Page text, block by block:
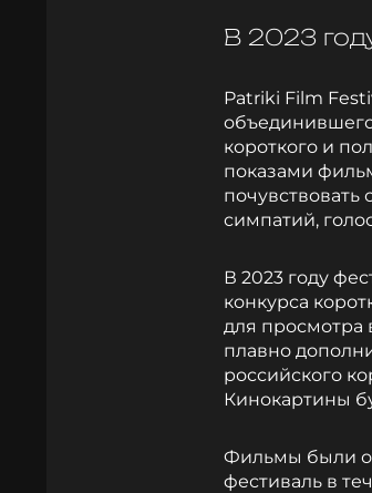
В 2023
Patriki Film
короткого и
показами
симпатий,
В 2023 году
конкурса
для просмотра
плавно
российского
Кинокартины
Фильмы были
фестиваль в